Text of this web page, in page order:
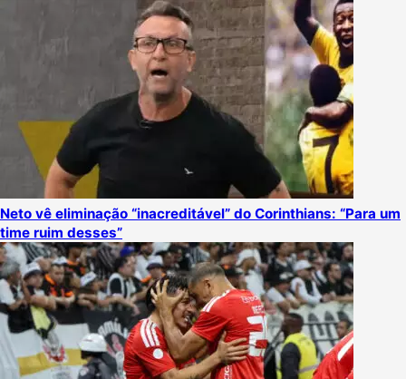
Neto vê eliminação “inacreditável” do Corinthians: “Para um
time ruim desses”